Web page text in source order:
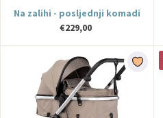
Na zalihi - posljednji komadi
€229,00